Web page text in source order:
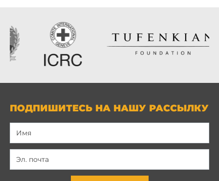
ПОДПИШИТЕСЬ НА НАШУ РАССЫЛКУ